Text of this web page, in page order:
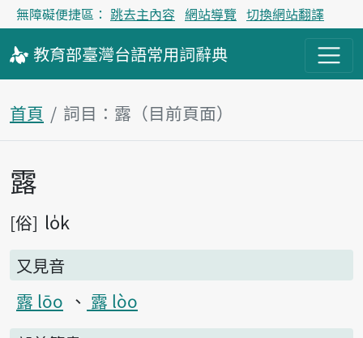
無障礙便捷區： 跳去主內容 網站導覽 切換網站翻譯
教育部臺灣台語常用詞辭典
首頁 詞目：露（目前頁面）
主內容區塊
露
俗 lo̍k
又見音
露 lōo
露 lòo